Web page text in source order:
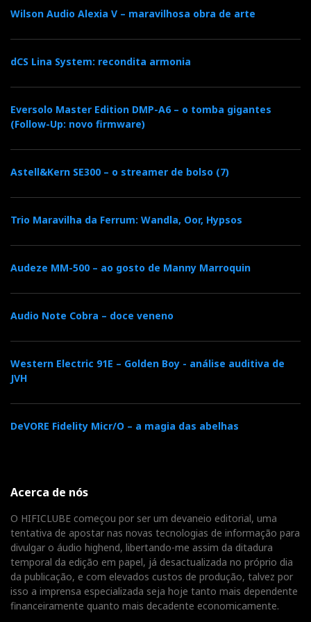
não é uma hubde cinema doméstico, apesar do HDMI
sistema ao essencial, sem perder a ergonomia
moderna.
O preço na Europa é de 6.800€. Porém, este valor até
sério, um bom pré-amplificador de phono MM/MC,
saída para auscultadores, HDMI ARC e construção
canadiana com garantia de dez anos, que, segundo a
A Compass Collection
bem mesmo. O nome
significa bússola, mas o
371 não se limita a
muitos sistemas, já é
mesmo o destino final.
Amplifier
Preço: 6.800€
Distribuidor:Sound & Pixel
Wilson Audio Alexia V – maravilhosa obra de arte
dCS Lina System: recondita armonia
Eversolo Master Edition DMP-A6 – o tomba gigantes
(Follow-Up: novo firmware)
Astell&Kern SE300 – o streamer de bolso (7)
Trio Maravilha da Ferrum: Wandla, Oor, Hypsos
Audeze MM-500 – ao gosto de Manny Marroquin
Audio Note Cobra – doce veneno
Western Electric 91E – Golden Boy - análise auditiva de
JVH
DeVORE Fidelity Micr/O – a magia das abelhas
Acerca de nós
O HIFICLUBE começou por ser um devaneio editorial, uma
tentativa de apostar nas novas tecnologias de informação para
divulgar o áudio highend, libertando-me assim da ditadura
temporal da edição em papel, já desactualizada no próprio dia
da publicação, e com elevados custos de produção, talvez por
isso a imprensa especializada seja hoje tanto mais dependente
financeiramente quanto mais decadente economicamente.